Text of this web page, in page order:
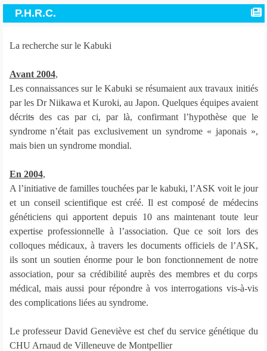
P.H.R.C.
La recherche sur le Kabuki
Avant 2004,
Les connaissances sur le Kabuki se résumaient aux travaux initiés
par les Dr Niikawa et Kuroki, au Japon. Quelques équipes avaient
décritsdes cas par ci, par là, confirmant l’hypothèse que le
syndrome n’était pas exclusivement un syndrome « japonais »,
mais bien un syndrome mondial.
En 2004,
A l’initiative de familles touchées par le kabuki, l’ASK voit le jour
et un conseil scientifique est créé. Il est composé de médecins
généticiens qui apportent depuis 10 ans maintenant toute leur
expertise professionnelle à l’association. Que ce soit lors des
colloques médicaux, à travers les documents officiels de l’ASK,
ils sont un soutien énorme pour le bon fonctionnement de notre
association, pour sa crédibilité auprès des membres et du corps
médical, mais aussi pour répondre à vos interrogations vis-à-vis
des complications liées au syndrome.
Le professeur David Geneviève est chef du service génétique du
CHU Arnaud de Villeneuve de Montpellier